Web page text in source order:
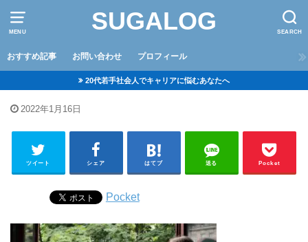
MENU SEARCH
SUGALOG
おすすめ記事 お問い合わせ プロフィール
20代若手社会人でキャリアに悩むあなたへ
2022年1月16日
ツイート シェア はてブ 送る Pocket
Pocket